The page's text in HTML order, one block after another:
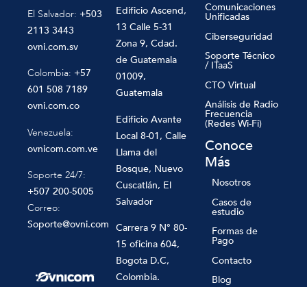
El Salvador: +503
2113 3443
ovni.com.sv
Colombia: +57
601 508 7189
ovni.com.co
Venezuela:
ovnicom.com.ve
Soporte 24/7:
+507 200-5005
Correo:
Soporte@ovni.com
Edificio Ascend,
13 Calle 5-31
Zona 9, Cdad.
de Guatemala
01009,
Guatemala
Edificio Avante
Local 8-01, Calle
Llama del
Bosque, Nuevo
Cuscatlán, El
Salvador
Carrera 9 N° 80-
15 oficina 604,
Bogota D.C,
Colombia.
Comunicaciones
Unificadas
Ciberseguridad
Soporte Técnico
/ ITaaS
CTO Virtual
Análisis de Radio
Frecuencia
(Redes Wi-Fi)
Conoce
Más
Nosotros
Casos de
estudio
Formas de
Pago
Contacto
Blog